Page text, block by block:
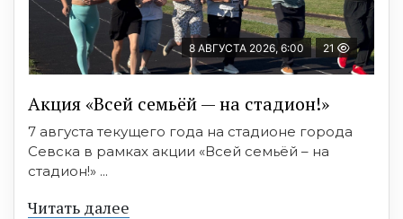
8 АВГУСТА 2026, 6:00 21
Акция «Всей семьёй — на стадион!»
7 августа текущего года на стадионе города
Севска в рамках акции «Всей семьёй – на
стадион!» ...
Читать далее